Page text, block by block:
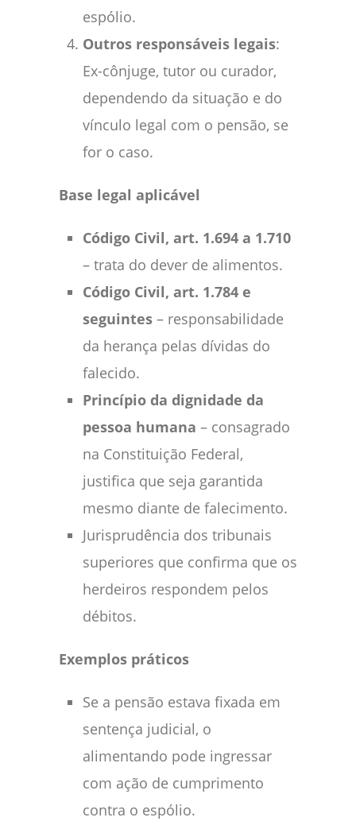
espólio.
Outros responsáveis legais:
Ex-cônjuge, tutor ou curador,
dependendo da situação e do
vínculo legal com o pensão, se
for o caso.
Base legal aplicável
Código Civil, art. 1.694 a 1.710
– trata do dever de alimentos.
Código Civil, art. 1.784 e
seguintes – responsabilidade
da herança pelas dívidas do
falecido.
Princípio da dignidade da
pessoa humana – consagrado
na Constituição Federal,
justifica que seja garantida
mesmo diante de falecimento.
Jurisprudência dos tribunais
superiores que confirma que os
herdeiros respondem pelos
débitos.
Exemplos práticos
Se a pensão estava fixada em
sentença judicial, o
alimentando pode ingressar
com ação de cumprimento
contra o espólio.